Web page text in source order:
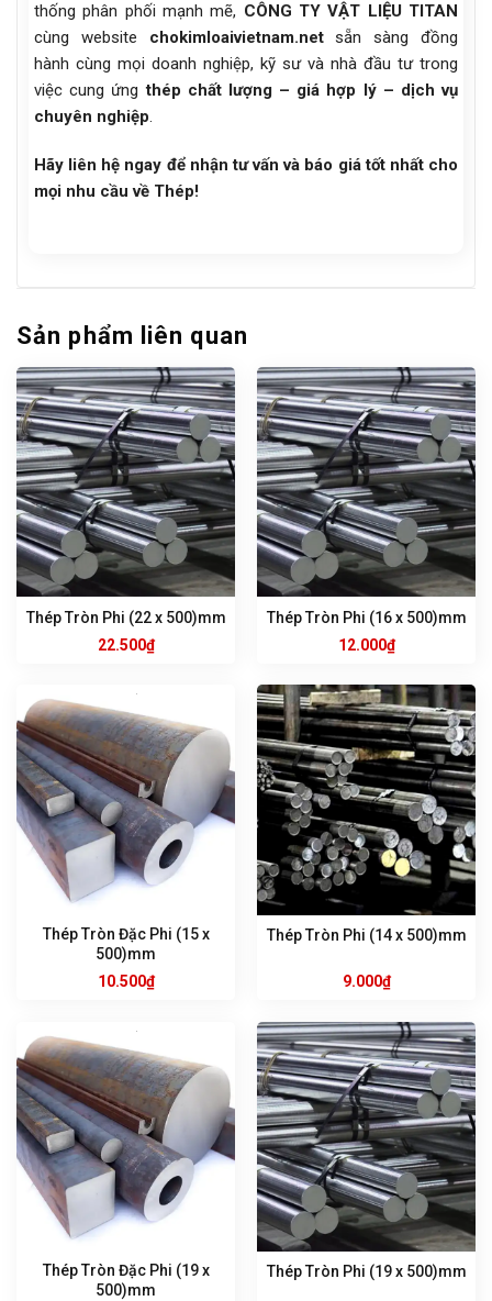
thống phân phối mạnh mẽ, CÔNG TY VẬT LIỆU TITAN
cùng website chokimloaivietnam.netsẵn sàng đồng
hành cùng mọi doanh nghiệp, kỹ sư và nhà đầu tư trong
việc cung ứngthép chất lượng – giá hợp lý – dịch vụ
chuyên nghiệp.
Hãy liên hệ ngay để nhận tư vấn và báo giá tốt nhất cho
mọi nhu cầu về Thép!
Sản phẩm liên quan
Thép Tròn Phi (22 x 500)mm
22.500₫
Thép Tròn Phi (16 x 500)mm
12.000₫
Thép Tròn Đặc Phi (15 x
500)mm
10.500₫
Thép Tròn Phi (14 x 500)mm
9.000₫
Thép Tròn Đặc Phi (19 x
500)mm
Thép Tròn Phi (19 x 500)mm